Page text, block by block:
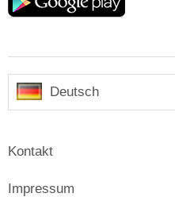
Deutsch
Kontakt
Impressum